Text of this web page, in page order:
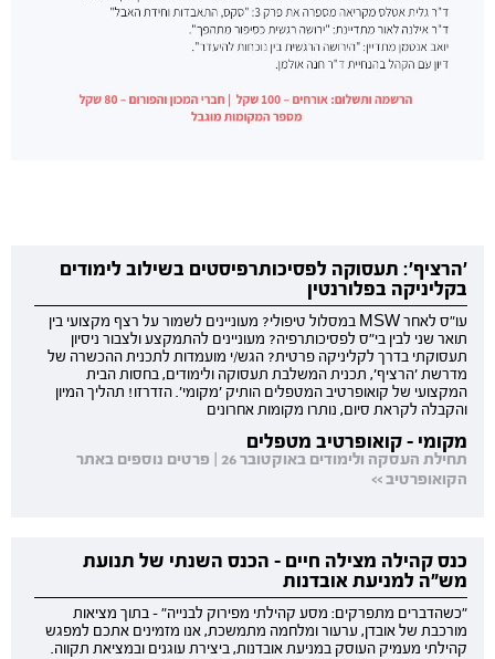
'הרציף': תעסוקה לפסיכותרפיסטים בשילוב לימודים
בקליניקה בפלורנטין
עו"ס לאחר MSW במסלול טיפולי? מעוניינים לשמור על רצף מקצועי בין
תואר שני לבין בי"ס לפסיכותרפיה? מעוניינים להתמקצע ולצבור ניסיון
תעסוקתי בדרך לקליניקה פרטית? הגש/י מועמדות לתכנית ההכשרה של
מדרשת 'הרציף', תכנית המשלבת תעסוקה ולימודים, בחסות הבית
המקצועי של קואופרטיב המטפלים הותיק 'מקומי'. הזדרזו! תהליך המיון
והקבלה לקראת סיום, נותרו מקומות אחרונים
מקומי - קואופרטיב מטפלים
תחילת העסקה ולימודים באוקטובר 26 | פרטים נוספים באתר
הקואופרטיב >>
כנס קהילה מצילה חיים - הכנס השנתי של תנועת
מש"ה למניעת אובדנות
"כשהדברים מתפרקים: מסע קהילתי מפירוק לבנייה" - בתוך מציאות
מורכבת של אובדן, ערעור ומלחמה מתמשכת, אנו מזמינים אתכם למפגש
קהילתי מעמיק העוסק במניעת אובדנות, ביצירת עוגנים ובמציאת תקווה.